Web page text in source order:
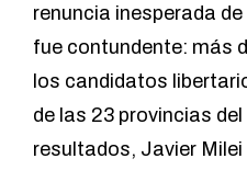
renuncia inesperada
fue contundente: más
los candidatos
de las 23 provincias
resultados, Javier